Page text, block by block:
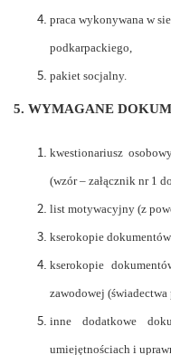
praca wykonywana w
podkarpackiego,
pakiet socjalny.
5. WYMAGANE
kwestionariusz
(wzór – załącznik nr 1
list motywacyjny (z
kserokopie
kserokopie
zawodowej
inne dodatkowe
umiejętnościach i